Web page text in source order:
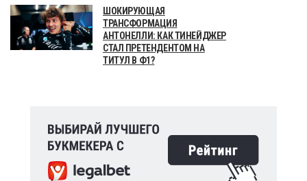
ШОКИРУЮЩАЯ
ТРАНСФОРМАЦИЯ
АНТОНЕЛЛИ: КАК ТИНЕЙДЖЕР
СТАЛ ПРЕТЕНДЕНТОМ НА
ТИТУЛ В Ф1?